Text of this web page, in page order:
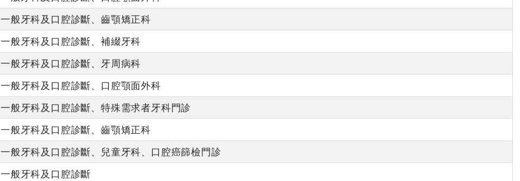
一般牙科及口腔診斷、齒顎矯正科
一般牙科及口腔診斷、補綴牙科
一般牙科及口腔診斷、牙周病科
一般牙科及口腔診斷、口腔顎面外科
一般牙科及口腔診斷、特殊需求者牙科門診
一般牙科及口腔診斷、齒顎矯正科
一般牙科及口腔診斷、兒童牙科、口腔癌篩檢門診
一般牙科及口腔診斷